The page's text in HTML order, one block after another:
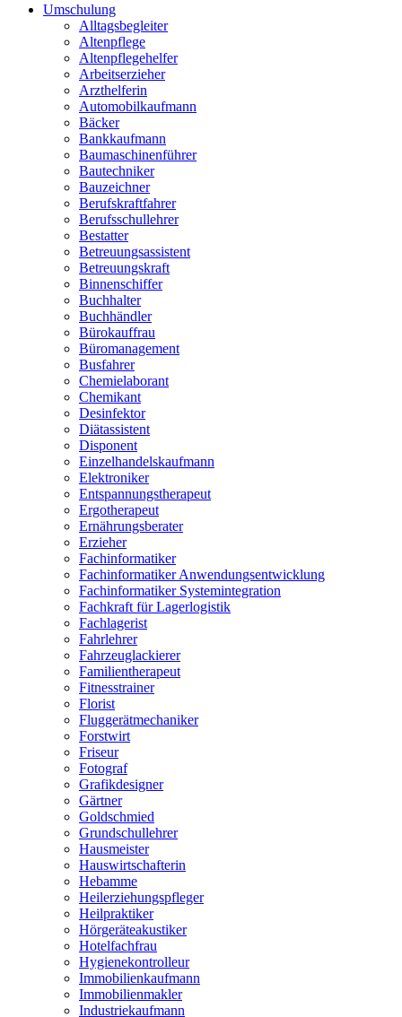
Umschulung
Alltagsbegleiter
Altenpflege
Altenpflegehelfer
Arbeitserzieher
Arzthelferin
Automobilkaufmann
Bäcker
Bankkaufmann
Baumaschinenführer
Bautechniker
Bauzeichner
Berufskraftfahrer
Berufsschullehrer
Bestatter
Betreuungsassistent
Betreuungskraft
Binnenschiffer
Buchhalter
Buchhändler
Bürokauffrau
Büromanagement
Busfahrer
Chemielaborant
Chemikant
Desinfektor
Diätassistent
Disponent
Einzelhandelskaufmann
Elektroniker
Entspannungstherapeut
Ergotherapeut
Ernährungsberater
Erzieher
Fachinformatiker
Fachinformatiker Anwendungsentwicklung
Fachinformatiker Systemintegration
Fachkraft für Lagerlogistik
Fachlagerist
Fahrlehrer
Fahrzeuglackierer
Familientherapeut
Fitnesstrainer
Florist
Fluggerätmechaniker
Forstwirt
Friseur
Fotograf
Grafikdesigner
Gärtner
Goldschmied
Grundschullehrer
Hausmeister
Hauswirtschafterin
Hebamme
Heilerziehungspfleger
Heilpraktiker
Hörgeräteakustiker
Hotelfachfrau
Hygienekontrolleur
Immobilienkaufmann
Immobilienmakler
Industriekaufmann